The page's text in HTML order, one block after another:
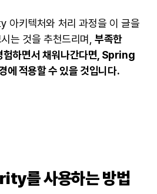
아키텍처와 처리 과정을 이 글을
는 것을 추천드리며,부족한
험하면서 채워나간다면, Spring
적용할 수 있을 것입니다.
를 사용하는 방법